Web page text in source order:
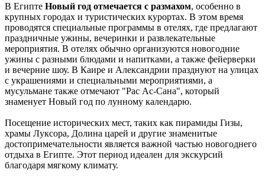
В Египте Новый год отмечается с размахом, особенно в
крупных городах и туристических курортах. В этом время
проводятся специальные программы в отелях, где предлагают
праздничные ужины, вечеринки и развлекательные
мероприятия. В отелях обычно организуются новогодние
ужины с разными блюдами и напитками, а также фейерверки
и вечерние шоу. В Каире и Александрии празднуют на улицах
с украшениями и специальными мероприятиями, а
мусульмане также отмечают "Рас Ас-Сана", который
знаменует Новый год по лунному календарю.
Посещение исторических мест, таких как пирамиды Гизы,
храмы Луксора, Долина царей и другие знаменитые
достопримечательности является важной частью новогоднего
отдыха в Египте. Этот период идеален для экскурсий
благодаря мягкому климату.